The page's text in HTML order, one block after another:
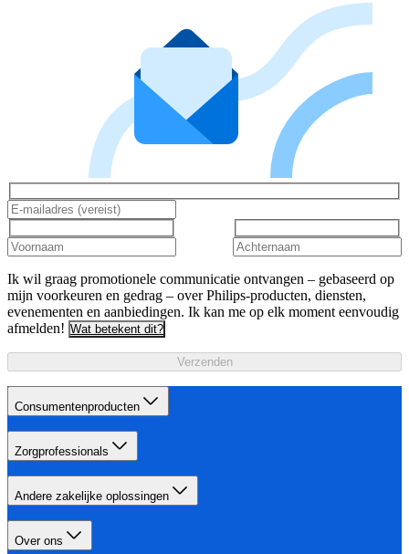
Ik wil graag promotionele communicatie ontvangen – gebaseerd op
mijn voorkeuren en gedrag – over Philips-producten, diensten,
evenementen en aanbiedingen. Ik kan me op elk moment eenvoudig
afmelden! Wat betekent dit?
Verzenden
Consumentenproducten
Zorgprofessionals
Andere zakelijke oplossingen
Over ons